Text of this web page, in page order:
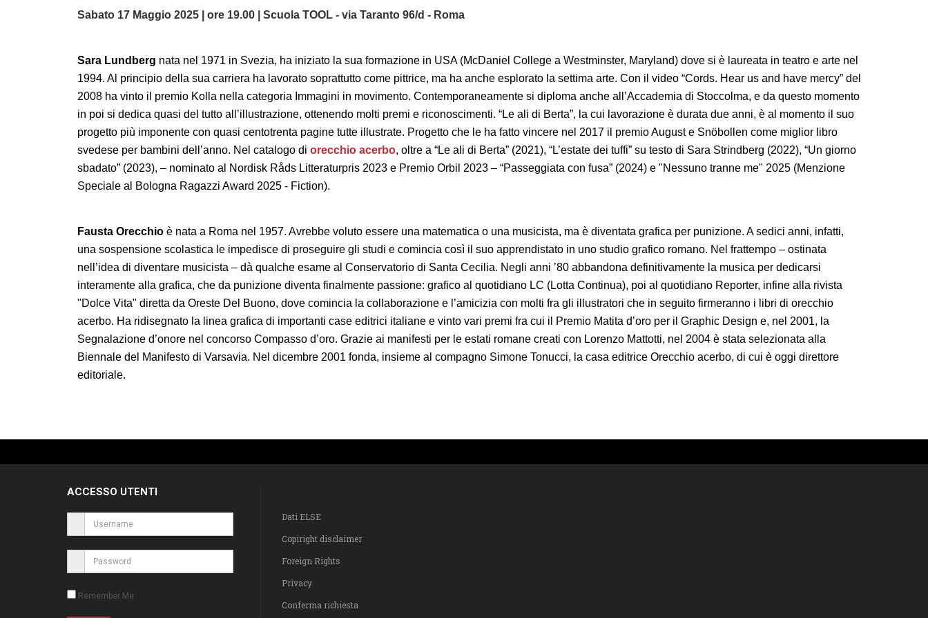
Sabato 17 Maggio 2025 | ore 19.00 | Scuola TOOL - via Taranto 96/d - Roma
Sara Lundberg nata nel 1971 in Svezia, ha iniziato la sua formazione in USA (McDaniel College a Westminster, Maryland) dove si è laureata in teatro e arte nel
1994. Al principio della sua carriera ha lavorato soprattutto come pittrice, ma ha anche esplorato la settima arte. Con il video “Cords. Hear us and have mercy” del
2008 ha vinto il premio Kolla nella categoria Immagini in movimento. Contemporaneamente si diploma anche all’Accademia di Stoccolma, e da questo momento
in poi si dedica quasi del tutto all’illustrazione, ottenendo molti premi e riconoscimenti. “Le ali di Berta”, la cui lavorazione è durata due anni, è al momento il suo
progetto più imponente con quasi centotrenta pagine tutte illustrate. Progetto che le ha fatto vincere nel 2017 il premio August e Snöbollen come miglior libro
svedese per bambini dell’anno. Nel catalogo di orecchio acerbo, oltre a “Le ali di Berta” (2021), “L’estate dei tuffi” su testo di Sara Strindberg (2022), “Un giorno
sbadato” (2023), – nominato al Nordisk Råds Litteraturpris 2023 e Premio Orbil 2023 – “Passeggiata con fusa” (2024) e "Nessuno tranne me" 2025 (Menzione
Speciale al Bologna Ragazzi Award 2025 - Fiction).
Fausta Orecchio è nata a Roma nel 1957. Avrebbe voluto essere una matematica o una musicista, ma è diventata grafica per punizione. A sedici anni, infatti,
una sospensione scolastica le impedisce di proseguire gli studi e comincia così il suo apprendistato in uno studio grafico romano. Nel frattempo – ostinata
nell’idea di diventare musicista – dà qualche esame al Conservatorio di Santa Cecilia. Negli anni ’80 abbandona definitivamente la musica per dedicarsi
interamente alla grafica, che da punizione diventa finalmente passione: grafico al quotidiano LC (Lotta Continua), poi al quotidiano Reporter, infine alla rivista
"Dolce Vita" diretta da Oreste Del Buono, dove comincia la collaborazione e l’amicizia con molti fra gli illustratori che in seguito firmeranno i libri di orecchio
acerbo. Ha ridisegnato la linea grafica di importanti case editrici italiane e vinto vari premi fra cui il Premio Matita d’oro per il Graphic Design e, nel 2001, la
Segnalazione d’onore nel concorso Compasso d’oro. Grazie ai manifesti per le estati romane creati con Lorenzo Mattotti, nel 2004 è stata selezionata alla
Biennale del Manifesto di Varsavia. Nel dicembre 2001 fonda, insieme al compagno Simone Tonucci, la casa editrice Orecchio acerbo, di cui è oggi direttore
editoriale.
ACCESSO UTENTI
Remember Me
Dati ELSE
Copiright disclaimer
Foreign Rights
Privacy
Conferma richiesta